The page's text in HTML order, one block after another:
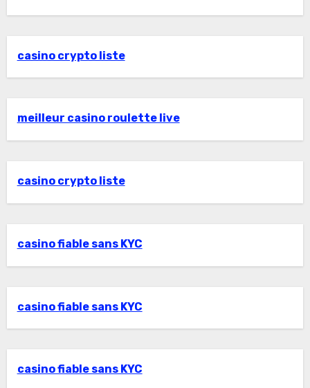
casino crypto liste
meilleur casino roulette live
casino crypto liste
casino fiable sans KYC
casino fiable sans KYC
casino fiable sans KYC